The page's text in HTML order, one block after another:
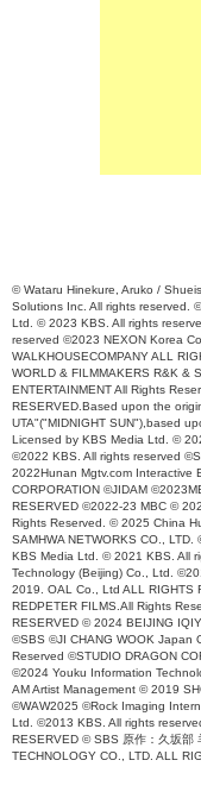
© Wataru Hinekure, Aruko /
Solutions Inc. All rights reserved.
Ltd. © 2023 KBS. All rights
reserved ©2023 NEXON Korea
WALKHOUSECOMPANY ALL
WORLD & FILMMAKERS R&K &
ENTERTAINMENT All Rights
RESERVED.Based upon the
UTA"("MIDNIGHT SUN"),based
Licensed by KBS Media Ltd. ©
©2022 KBS. All rights reserved
2022Hunan Mgtv.com Interactive
CORPORATION ©JIDAM
RESERVED ©2022-23 MBC ©
Rights Reserved. © 2025 China
SAMHWA NETWORKS CO.,
KBS Media Ltd. © 2021 KBS. All
Technology (Beijing) Co., Ltd.
2019. OAL Co., Ltd ALL RIGHTS
REDPETER FILMS.All Rights
RESERVED © 2024 BEIJING
©SBS ©JI CHANG WOOK Japan
Reserved ©STUDIO DRAGON
©2024 Youku Information
AM Artist Management © 2019
©WAW2025 ©Rock Imaging
Ltd. ©2013 KBS. All rights
RESERVED © SBS 原作：久坂部
TECHNOLOGY CO., LTD. ALL